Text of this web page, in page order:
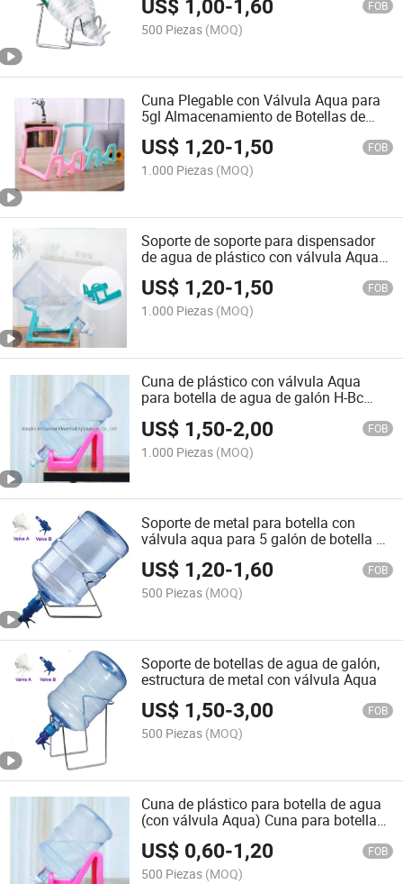
US$ 1,00-1,60 FOB
500 Piezas (MOQ)
Cuna Plegable con Válvula Aqua para
5gl Almacenamiento de Botellas de
Agua (H-BC(P3))
US$ 1,20-1,50 FOB
1.000 Piezas (MOQ)
Soporte de soporte para dispensador
de agua de plástico con válvula Aqua
para botella de agua
US$ 1,20-1,50 FOB
1.000 Piezas (MOQ)
Cuna de plástico con válvula Aqua
para botella de agua de galón H-Bc
US$ 1,50-2,00 FOB
1.000 Piezas (MOQ)
Soporte de metal para botella con
válvula aqua para 5 galón de botella de
agua
US$ 1,20-1,60 FOB
500 Piezas (MOQ)
Soporte de botellas de agua de galón,
estructura de metal con válvula Aqua
US$ 1,50-3,00 FOB
500 Piezas (MOQ)
Cuna de plástico para botella de agua
(con válvula Aqua) Cuna para botella
de galón H-Bc (P2)
US$ 0,60-1,20 FOB
500 Piezas (MOQ)